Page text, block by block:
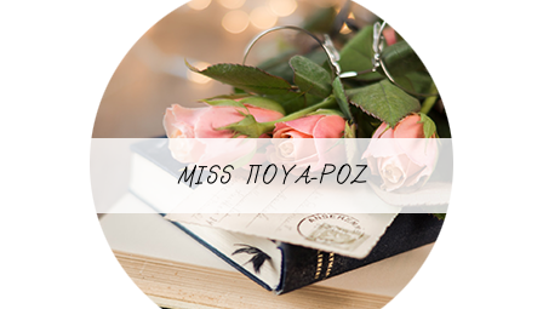
MISS ΠΟΥΑ-ΡΟΖ